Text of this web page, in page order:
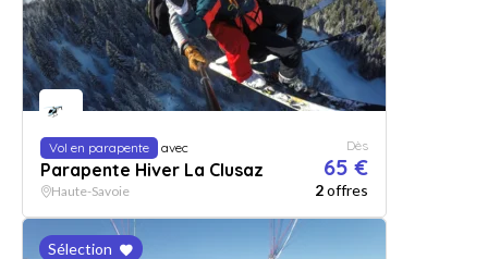
Vol en parapente avec
Parapente Hiver La Clusaz
Dès
65 €
Haute-Savoie 2offres
Sélection